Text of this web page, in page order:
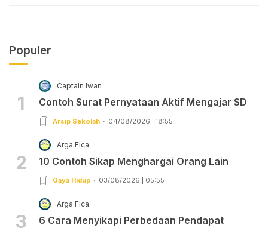
Populer
1
Captain Iwan
Contoh Surat Pernyataan Aktif Mengajar SD
Arsip Sekolah 04/08/2026 | 18:55
2
Arga Fica
10 Contoh Sikap Menghargai Orang Lain
Gaya Hidup 03/08/2026 | 05:55
3
Arga Fica
6 Cara Menyikapi Perbedaan Pendapat